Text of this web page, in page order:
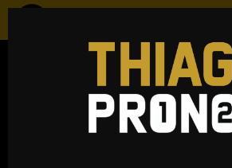
FOOTBALL
ESPAGNE - LALIGA
12 FÉVRIER 2026 À